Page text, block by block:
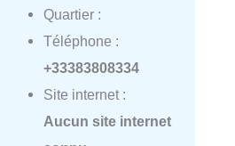
Quartier :
Téléphone :
+33383808334
Site internet :
Aucun site internet